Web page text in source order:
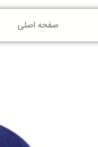
صفحه اصلی